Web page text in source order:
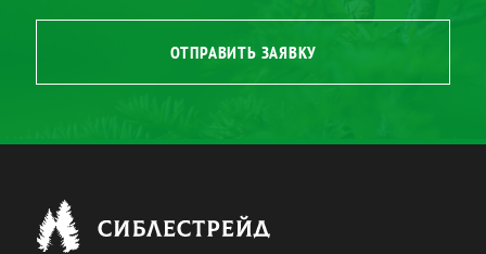
ОТПРАВИТЬ ЗАЯВКУ